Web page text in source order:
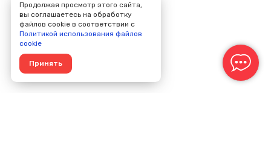
Продолжая просмотр этого сайта,
вы соглашаетесь на обработку
файлов cookie в соответствии с
Политикой использования файлов
cookie
Принять